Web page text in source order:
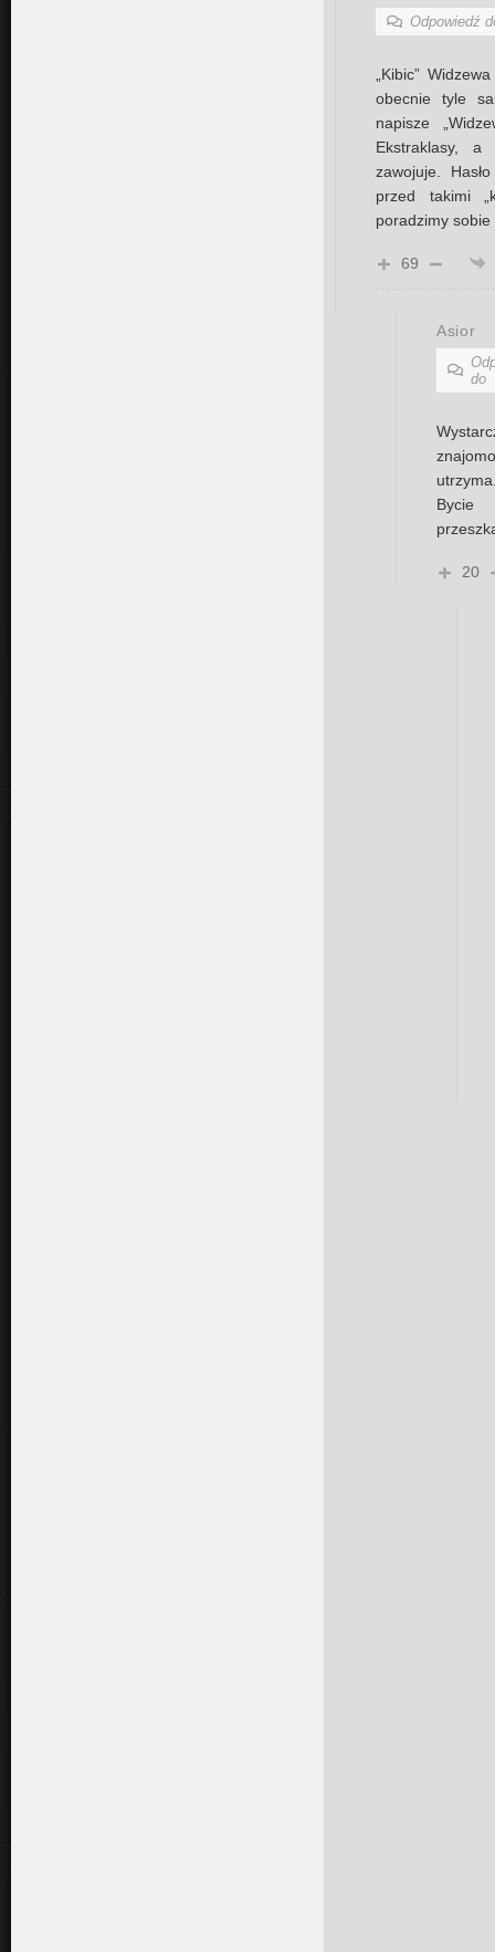
Odpowiedź
„Kibic”
obecnie tyle
napisze
Ekstraklasy,
zawojuje.
przed takimi
poradzimy sobie
69
Asior
do
Bycie
20